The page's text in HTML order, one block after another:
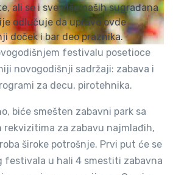
ali se i sve više naših sugrađana
odlučuje da upravo ovde
doček i bar deo praznika.
festivalu posetioce
novogodišnji sadržaji: zabava i
za decu, pirotehnika.
biće smešten zabavni park sa
rekvizitima za zabavu najmlađih,
široke potrošnje. Prvi put će se
festivala u hali 4 smestiti zabavna